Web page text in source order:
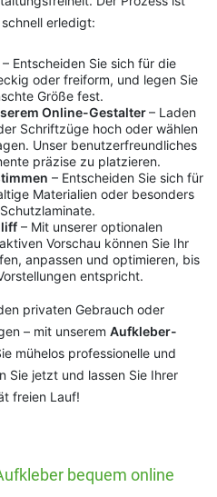
erledigt:
– Entscheiden Sie sich für die
oder freiform, und legen Sie
Größe fest.
Online-Gestalter– Laden
Schriftzüge hoch oder wählen
Unser benutzerfreundliches
präzise zu platzieren.
– Entscheiden Sie sich für
Materialien oder besonders
– Mit unserer optionalen
Vorschau können Sie Ihr
anpassen und optimieren, bis
entspricht.
privaten Gebrauch oder
– mit unserem Aufkleber-
mühelos professionelle und
Sie jetzt und lassen Sie Ihrer
freien Lauf!
bequem online